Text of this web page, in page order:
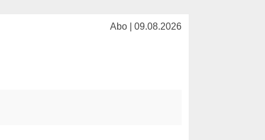
Abo | 09.08.2026